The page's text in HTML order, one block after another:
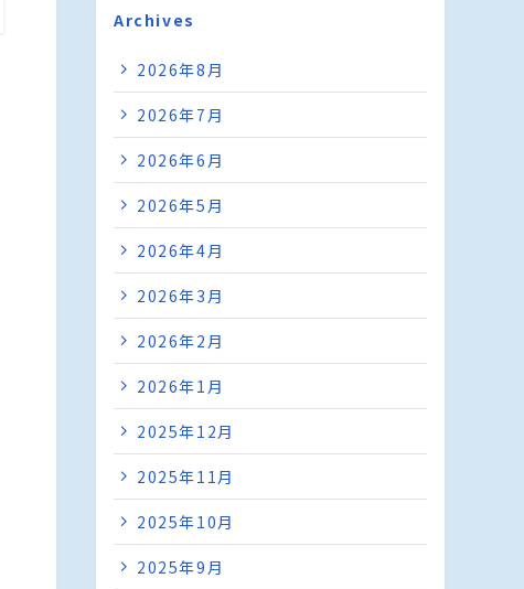
Archives
2026年8月
2026年7月
2026年6月
2026年5月
2026年4月
2026年3月
2026年2月
2026年1月
2025年12月
2025年11月
2025年10月
2025年9月